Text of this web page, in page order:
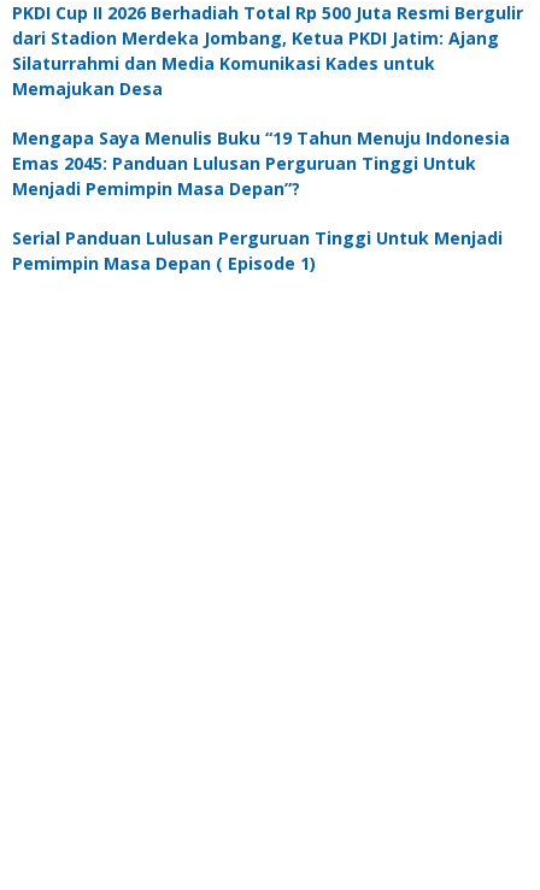
PKDI Cup II 2026 Berhadiah Total Rp 500 Juta Resmi Bergulir
dari Stadion Merdeka Jombang, Ketua PKDI Jatim: Ajang
Silaturrahmi dan Media Komunikasi Kades untuk
Memajukan Desa
Mengapa Saya Menulis Buku “19 Tahun Menuju Indonesia
Emas 2045: Panduan Lulusan Perguruan Tinggi Untuk
Menjadi Pemimpin Masa Depan”?
Serial Panduan Lulusan Perguruan Tinggi Untuk Menjadi
Pemimpin Masa Depan ( Episode 1)